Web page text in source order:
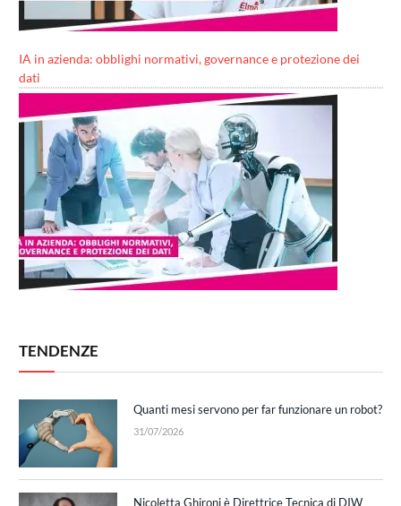
IA in azienda: obblighi normativi, governance e protezione dei
dati
TENDENZE
Quanti mesi servono per far funzionare un robot?
31/07/2026
Nicoletta Ghironi è Direttrice Tecnica di DIW